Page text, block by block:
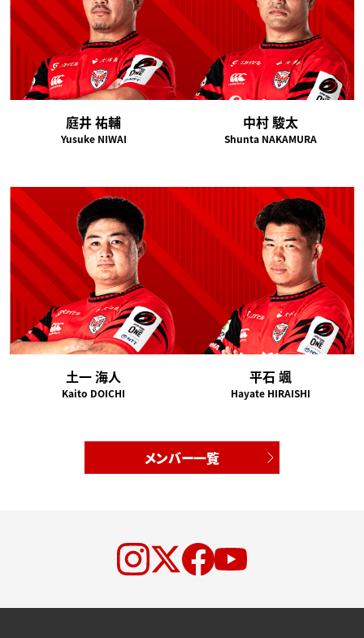
庭井 祐輔
Yusuke NIWAI
中村 駿太
Shunta NAKAMURA
土一 海人
Kaito DOICHI
平石 颯
Hayate HIRAISHI
メンバー一覧